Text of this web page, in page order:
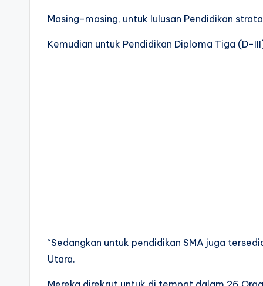
Masing-masing, untuk lulusan Pendidikan
Kemudian untuk Pendidikan Diploma Tiga (D-
“Sedangkan untuk pendidikan SMA juga
Utara.